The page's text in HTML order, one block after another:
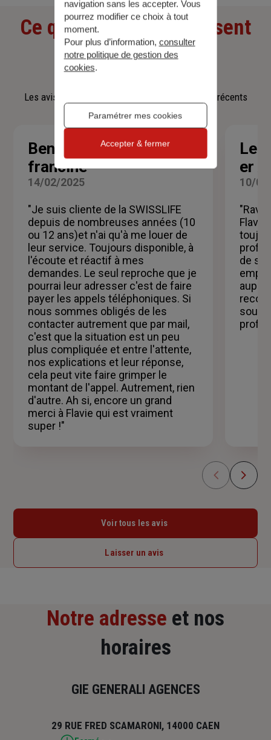
Ce que nos clients pensent
de nous
Les avis affichés sont les 3 avis google les plus récents
Benhamou
francine
étoiles
14/02/2025
"Je suis cliente de la SWISSLIFE
depuis de nombreuses années (10
ou 12 ans)et n'ai qu'à me louer de
leur service. Toujours disponible, à
l'écoute et réactif à mes
demandes. Le seul reproche que je
pourrai leur adresser c'est de faire
payer les appels téléphoniques. Si
nous sommes obligés de les
contacter autrement que par mail,
c'est que la situation est un peu
plus compliquée et entre l'attente,
nos explications et leur réponse,
cela peut vite faire grimper le
montant de l'appel. Autrement, rien
d'autre. Ah si, encore un grand
merci à Flavie qui est vraiment
super !"
er
10/
"Ravi
de
Voir tous les avis
Laisser un avis
Notre adresse et nos
horaires
GIE GENERALI AGENCES
29 RUE FRED SCAMARONI, 14000 CAEN
navigation sans les accepter. Vous
pourrez modifier ce choix à tout
moment.
Pour plus d’information, consulter
notre politique de gestion des
cookies.
Paramétrer mes cookies
Accepter & fermer